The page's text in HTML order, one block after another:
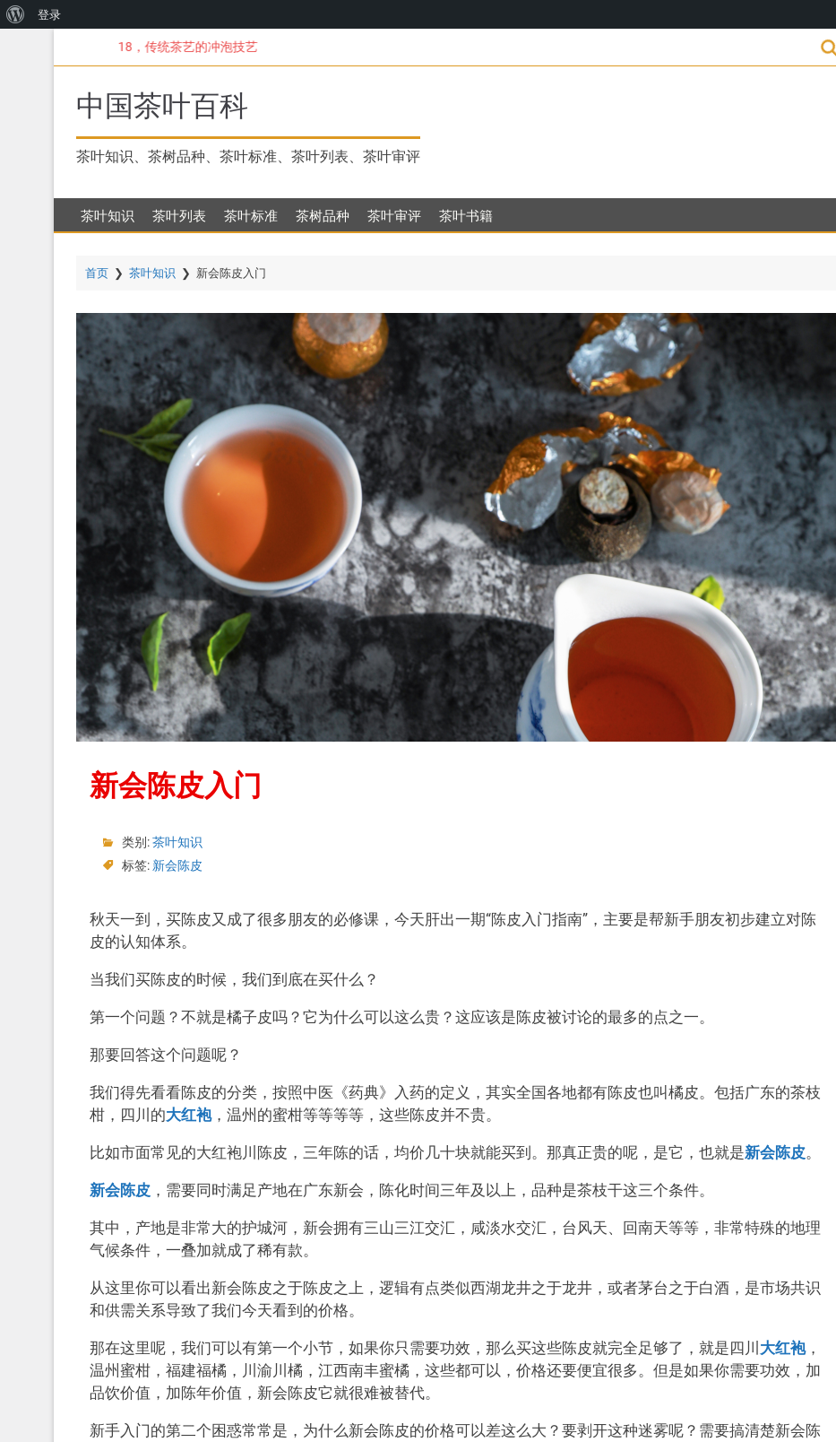
到
18，传统茶艺的冲泡技艺 17，明代茶饮的变革
中国茶叶百科
茶叶知识、茶树品种、茶叶标准、茶叶列表、茶叶审评
茶叶知识 茶叶列表 茶叶标准 茶树品种 茶叶审评 茶叶书籍
首页❯ 茶叶知识 ❯ 新会陈皮入门
新会陈皮入门
类别:茶叶知识
标签: 新会陈皮
秋天一到，买陈皮又成了很多朋友的必修课，今天肝出一期“陈皮入门指南”，主要是帮新手朋友初步建立对陈
皮的认知体系。
当我们买陈皮的时候，我们到底在买什么？
第一个问题？不就是橘子皮吗？它为什么可以这么贵？这应该是陈皮被讨论的最多的点之一。
那要回答这个问题呢？
我们得先看看陈皮的分类，按照中医《药典》入药的定义，其实全国各地都有陈皮也叫橘皮。包括广东的茶枝
柑，四川的大红袍，温州的蜜柑等等等等，这些陈皮并不贵。
比如市面常见的大红袍川陈皮，三年陈的话，均价几十块就能买到。那真正贵的呢，是它，也就是新会陈皮。
新会陈皮，需要同时满足产地在广东新会，陈化时间三年及以上，品种是茶枝干这三个条件。
其中，产地是非常大的护城河，新会拥有三山三江交汇，咸淡水交汇，台风天、回南天等等，非常特殊的地理
气候条件，一叠加就成了稀有款。
从这里你可以看出新会陈皮之于陈皮之上，逻辑有点类似西湖龙井之于龙井，或者茅台之于白酒，是市场共识
和供需关系导致了我们今天看到的价格。
那在这里呢，我们可以有第一个小节，如果你只需要功效，那么买这些陈皮就完全足够了，就是四川 大红袍，
温州蜜柑，福建福橘，川渝川橘，江西南丰蜜橘，这些都可以，价格还要便宜很多。但是如果你需要功效，加
品饮价值，加陈年价值，新会陈皮它就很难被替代。
新手入门的第二个困惑常常是，为什么新会陈皮的价格可以差这么大？要剥开这种迷雾呢？需要搞清楚新会陈
WordPress
登录